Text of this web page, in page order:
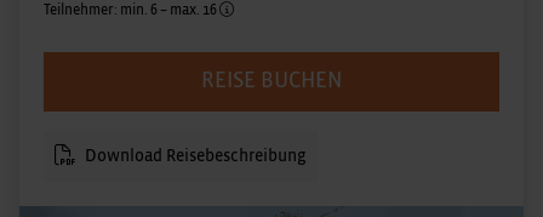
Teilnehmer: min. 6 – max. 16
REISE BUCHEN
Download Reisebeschreibung